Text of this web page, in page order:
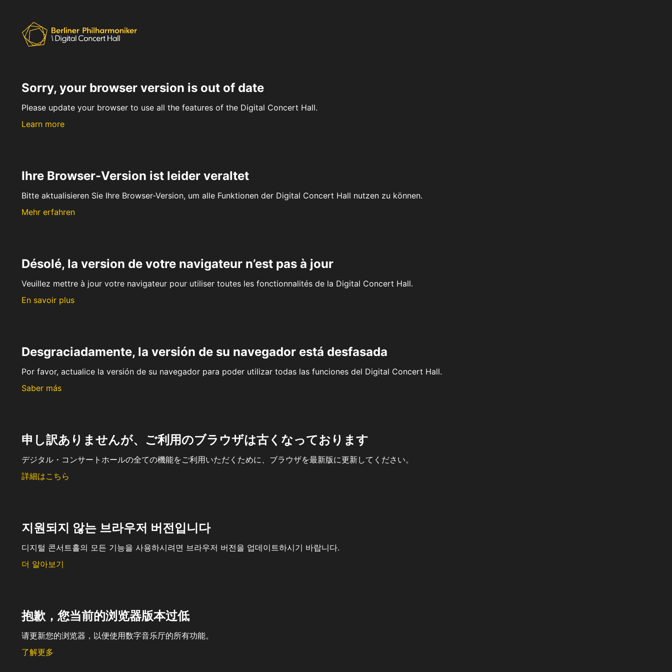
Sorry, your browser version is out of date
Please update your browser to use all the features of the Digital Concert Hall.
Learn more
Ihre Browser-Version ist leider veraltet
Bitte aktualisieren Sie Ihre Browser-Version, um alle Funktionen der Digital Concert Hall nutzen zu können.
Mehr erfahren
Désolé, la version de votre navigateur n’est pas à jour
Veuillez mettre à jour votre navigateur pour utiliser toutes les fonctionnalités de la Digital Concert Hall.
En savoir plus
Desgraciadamente, la versión de su navegador está desfasada
Por favor, actualice la versión de su navegador para poder utilizar todas las funciones del Digital Concert Hall.
Saber más
申し訳ありませんが、ご利用のブラウザは古くなっております
デジタル・コンサートホールの全ての機能をご利用いただくために、ブラウザを最新版に更新してください。
詳細はこちら
지원되지 않는 브라우저 버전입니다
디지털 콘서트홀의 모든 기능을 사용하시려면 브라우저 버전을 업데이트하시기 바랍니다.
더 알아보기
抱歉，您当前的浏览器版本过低
请更新您的浏览器，以便使用数字音乐厅的所有功能。
了解更多